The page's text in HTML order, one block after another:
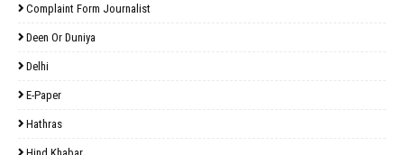
Complaint Form Journalist
Deen Or Duniya
Delhi
E-Paper
Hathras